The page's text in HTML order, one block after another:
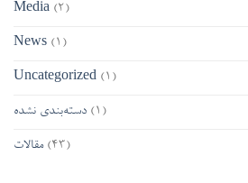
Media (2)
News (1)
Uncategorized (1)
دسته‌بندی نشده (1)
مقالات(43)